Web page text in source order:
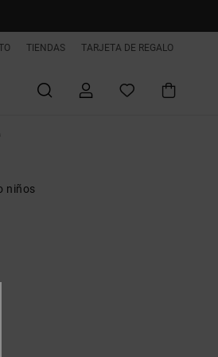
TIENDAS TARJETA DE REGALO
niños